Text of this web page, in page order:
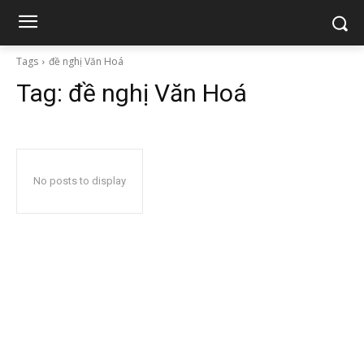
Tags đề nghị Văn Hoá
Tag: đề nghị Văn Hoá
No posts to display